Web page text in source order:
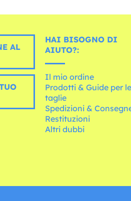
AL
HAI BISOGNO DI
AIUTO?:
Il mio ordine
Prodotti & Guide per le
taglie
Spedizioni &
Restituzioni
Altri dubbi